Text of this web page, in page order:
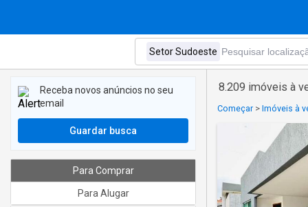
8.209 imóveis à
Começar > Imóveis à
Receba novos anúncios no seu
email
Guardar busca
Para Comprar
Para Alugar